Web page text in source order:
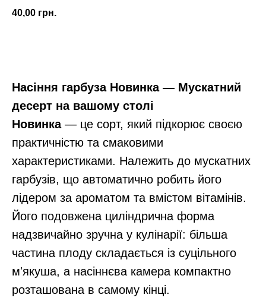
40,00 грн.
Насіння гарбуза Новинка — Мускатний
десерт на вашому столі
Новинка— це сорт, який підкорює своєю
практичністю та смаковими
характеристиками. Належить до мускатних
гарбузів, що автоматично робить його
лідером за ароматом та вмістом вітамінів.
Його подовжена циліндрична форма
надзвичайно зручна у кулінарії: більша
частина плоду складається із суцільного
м'якуша, а насіннєва камера компактно
розташована в самому кінці.